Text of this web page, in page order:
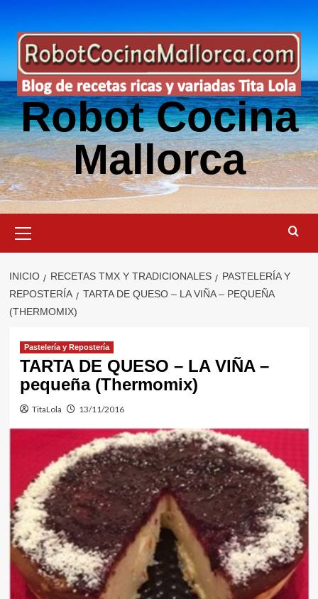
contenido
Robot Cocina
Mallorca
primario
INICIO RECETAS TMX Y TRADICIONALES
PASTELERÍA Y
REPOSTERÍA
TARTA DE QUESO – LA VIÑA – PEQUEÑA
(THERMOMIX)
Pastelería y Repostería
TARTA DE QUESO – LA VIÑA –
pequeña (Thermomix)
TitaLola 13/11/2016